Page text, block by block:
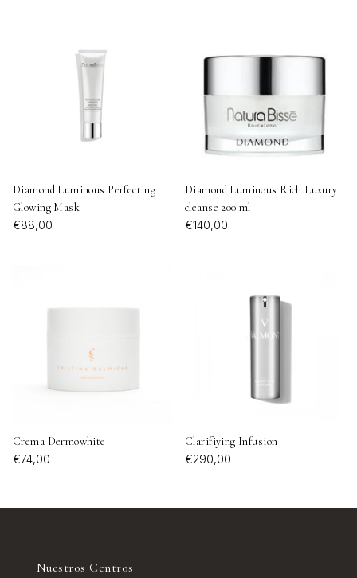
Diamond Luminous Perfecting
Glowing Mask
€88,00
Diamond Luminous Rich Luxury
cleanse 200 ml
€140,00
Crema Dermowhite
€74,00
Clarifiying Infusion
€290,00
Nuestros Centros